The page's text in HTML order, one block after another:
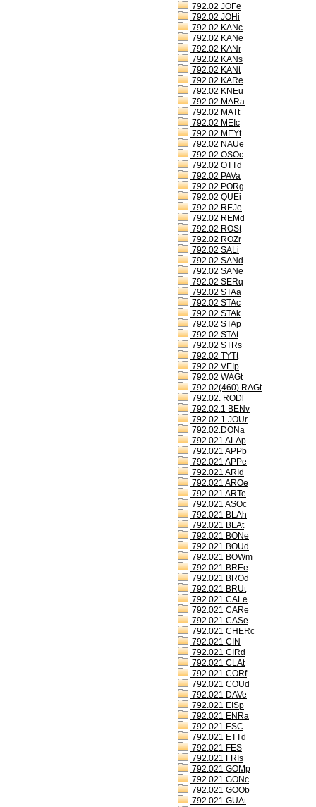
792.02 JOFe
792.02 JOHi
792.02 KANc
792.02 KANe
792.02 KANr
792.02 KANs
792.02 KANt
792.02 KARe
792.02 KNEu
792.02 MARa
792.02 MATt
792.02 MEIc
792.02 MEYt
792.02 NAUe
792.02 OSOc
792.02 OTTd
792.02 PAVa
792.02 PORg
792.02 QUEi
792.02 REJe
792.02 REMd
792.02 ROSt
792.02 ROZr
792.02 SALi
792.02 SANd
792.02 SANe
792.02 SERq
792.02 STAa
792.02 STAc
792.02 STAk
792.02 STAp
792.02 STAt
792.02 STRs
792.02 TYTt
792.02 VEIp
792.02 WAGt
792.02(460) RAGt
792.02. RODl
792.02.1 BENv
792.02.1 JOUr
792.02.DONa
792.021 ALAp
792.021 APPb
792.021 APPe
792.021 ARId
792.021 AROe
792.021 ARTe
792.021 ASOc
792.021 BLAh
792.021 BLAt
792.021 BONe
792.021 BOUd
792.021 BOWm
792.021 BREe
792.021 BROd
792.021 BRUt
792.021 CALe
792.021 CARe
792.021 CASe
792.021 CHERc
792.021 CIN
792.021 CIRd
792.021 CLAt
792.021 CORf
792.021 COUd
792.021 DAVe
792.021 EISp
792.021 ENRa
792.021 ESC
792.021 ETTd
792.021 FES
792.021 FRIs
792.021 GOMp
792.021 GONc
792.021 GOOb
792.021 GUAt